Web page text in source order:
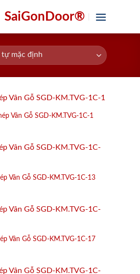
SaiGonDoor®
Vân Gỗ SGD-KM.TVG-1C-1
Vân Gỗ SGD-KM.TVG-1C-13
Vân Gỗ SGD-KM.TVG-1C-17